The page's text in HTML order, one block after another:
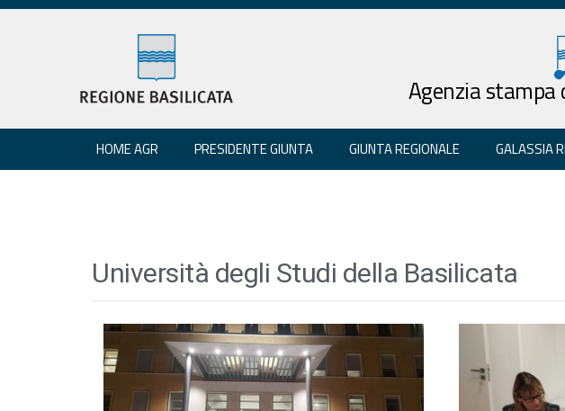
Agenzia stampa
HOME AGR PRESIDENTE GIUNTA GIUNTA REGIONALE GALASSIA
Università degli Studi della Basilicata